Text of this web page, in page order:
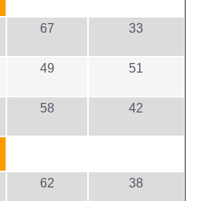
67 33
49 51
58 42
62 38